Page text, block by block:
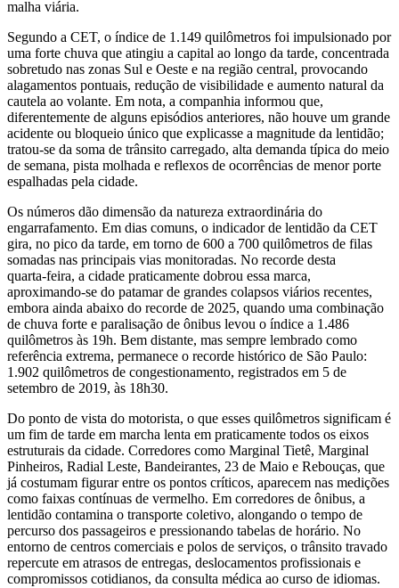
malha viária.
Segundo a CET, o índice de 1.149 quilômetros foi impulsionado por
uma forte chuva que atingiu a capital ao longo da tarde, concentrada
sobretudo nas zonas Sul e Oeste e na região central, provocando
alagamentos pontuais, redução de visibilidade e aumento natural da
cautela ao volante. Em nota, a companhia informou que,
diferentemente de alguns episódios anteriores, não houve um grande
acidente ou bloqueio único que explicasse a magnitude da lentidão;
tratou‑se da soma de trânsito carregado, alta demanda típica do meio
de semana, pista molhada e reflexos de ocorrências de menor porte
espalhadas pela cidade.
Os números dão dimensão da natureza extraordinária do
engarrafamento. Em dias comuns, o indicador de lentidão da CET
gira, no pico da tarde, em torno de 600 a 700 quilômetros de filas
somadas nas principais vias monitoradas. No recorde desta
quarta‑feira, a cidade praticamente dobrou essa marca,
aproximando‑se do patamar de grandes colapsos viários recentes,
embora ainda abaixo do recorde de 2025, quando uma combinação
de chuva forte e paralisação de ônibus levou o índice a 1.486
quilômetros às 19h. Bem distante, mas sempre lembrado como
referência extrema, permanece o recorde histórico de São Paulo:
1.902 quilômetros de congestionamento, registrados em 5 de
setembro de 2019, às 18h30.
Do ponto de vista do motorista, o que esses quilômetros significam é
um fim de tarde em marcha lenta em praticamente todos os eixos
estruturais da cidade. Corredores como Marginal Tietê, Marginal
Pinheiros, Radial Leste, Bandeirantes, 23 de Maio e Rebouças, que
já costumam figurar entre os pontos críticos, aparecem nas medições
como faixas contínuas de vermelho. Em corredores de ônibus, a
lentidão contamina o transporte coletivo, alongando o tempo de
percurso dos passageiros e pressionando tabelas de horário. No
entorno de centros comerciais e polos de serviços, o trânsito travado
repercute em atrasos de entregas, deslocamentos profissionais e
compromissos cotidianos, da consulta médica ao curso de idiomas.